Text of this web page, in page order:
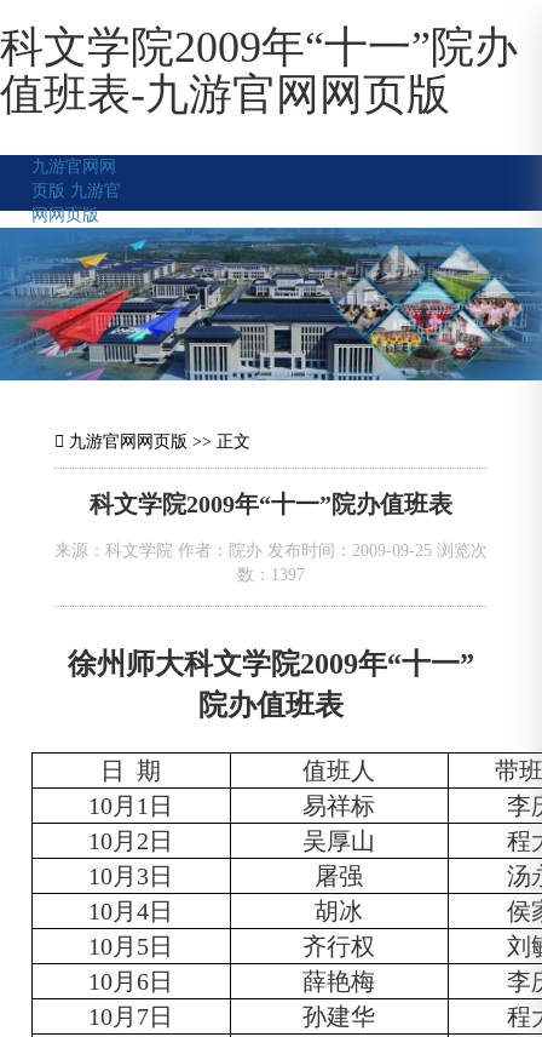
科文学院2009年“十一”院办
值班表-九游官网网页版
九游官网网
页版 九游官
网网页版
九游官网网页版 >> 正文
科文学院2009年“十一”院办值班表
来源：科文学院 作者：院办 发布时间：2009-09-25 浏览次
数： 1397
徐州师大科文学院2009年“十一”
院办值班表
日 期 值班人
带
10月 1 日 易祥标
李
10月 2 日 吴厚山
程
10月 3日 屠强
汤
10月4日 胡冰
侯
10月 5日 齐行权
刘
10月6日 薛艳梅
李
10月 7日 孙建华
程